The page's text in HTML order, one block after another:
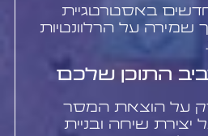
חדשים באסטרטגיית
על הרלוונטיות
התוכן שלכם
על הוצאת המסר
שיחה ובניית